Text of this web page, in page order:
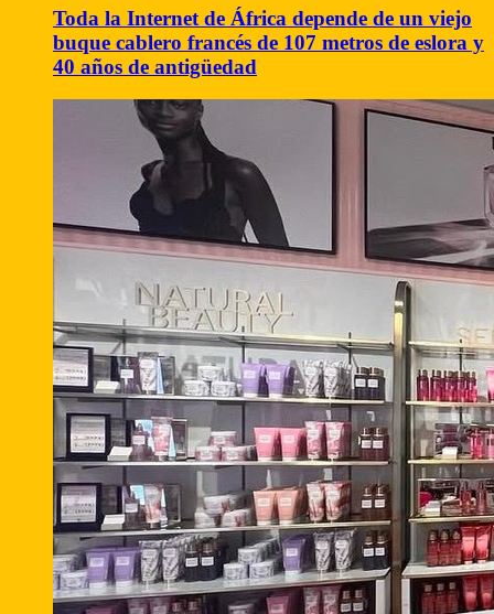
Toda la Internet de África depende de un viejo
buque cablero francés de 107 metros de eslora y
40 años de antigüedad